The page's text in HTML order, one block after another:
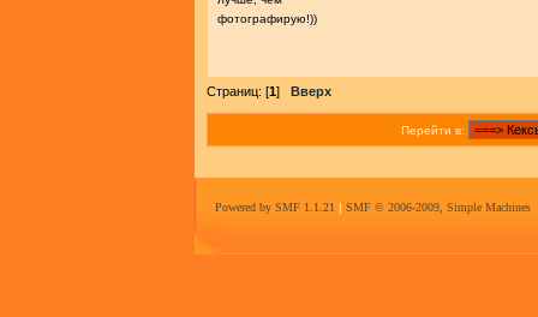
фотографирую!))
Страниц: [1] Вверх
Перейти в:
Powered by SMF 1.1.21 | SMF © 2006-2009, Simple Machines